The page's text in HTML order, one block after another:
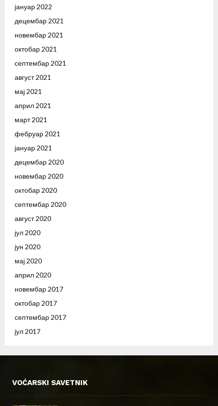
јануар 2022
децембар 2021
новембар 2021
октобар 2021
септембар 2021
август 2021
мај 2021
април 2021
март 2021
фебруар 2021
јануар 2021
децембар 2020
новембар 2020
октобар 2020
септембар 2020
август 2020
јул 2020
јун 2020
мај 2020
април 2020
новембар 2017
октобар 2017
септембар 2017
јул 2017
VOĆARSKI SAVETNIK